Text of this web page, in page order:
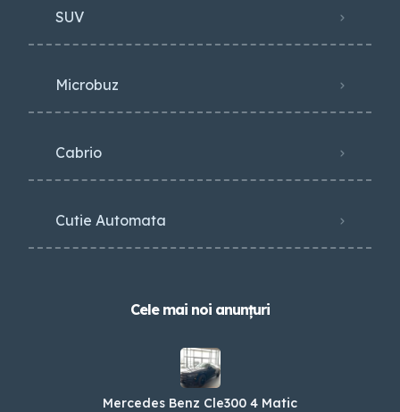
SUV
Microbuz
Cabrio
Cutie Automata
Cele mai noi anunțuri
Mercedes Benz Cle300 4 Matic